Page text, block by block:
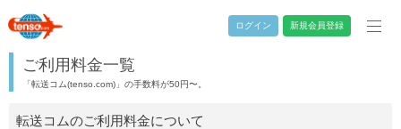
ログイン 新規会員登録
ご利用料金一覧
「転送コム(tenso.com)」の手数料が50円〜。
転送コムのご利用料金について